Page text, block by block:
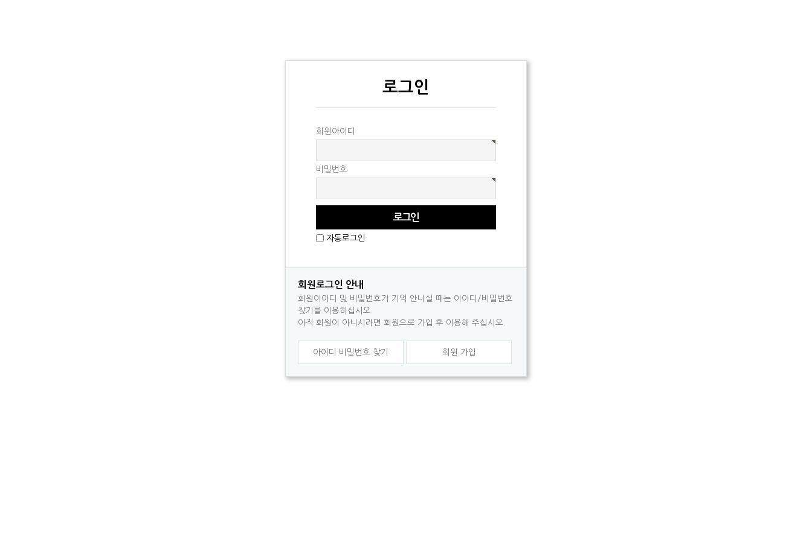
로그인
회원아이디
비밀번호
자동로그인
회원로그인 안내
회원아이디 및 비밀번호가 기억 안나실 때는 아이디/비밀번호
찾기를 이용하십시오.
아직 회원이 아니시라면 회원으로 가입 후 이용해 주십시오.
아이디 비밀번호 찾기 회원 가입